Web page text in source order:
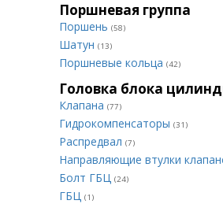
Поршневая группа
Поршень (58)
Шатун (13)
Поршневые кольца (42)
Головка блока
Клапана (77)
Гидрокомпенсаторы (31)
Распредвал (7)
Направляющие втулки
Болт ГБЦ (24)
ГБЦ (1)